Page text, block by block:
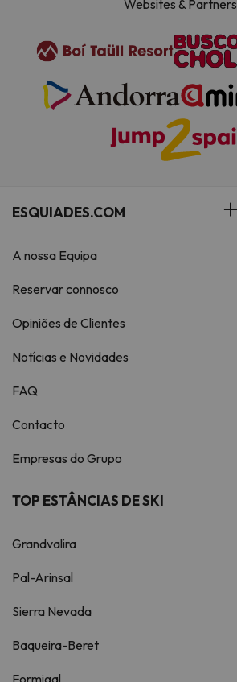
Websites & Partners
ESQUIADES.COM
A nossa Equipa
Reservar connosco
Opiniões de Clientes
Notícias e Novidades
FAQ
Contacto
Empresas do Grupo
TOP ESTÂNCIAS DE SKI
Grandvalira
Pal-Arinsal
Sierra Nevada
Baqueira-Beret